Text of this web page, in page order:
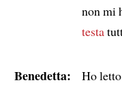
non mi
testa
Benedetta: Ho